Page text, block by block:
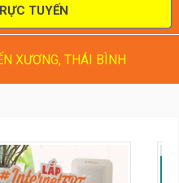
TUYẾN
XƯƠNG, THÁI BÌNH